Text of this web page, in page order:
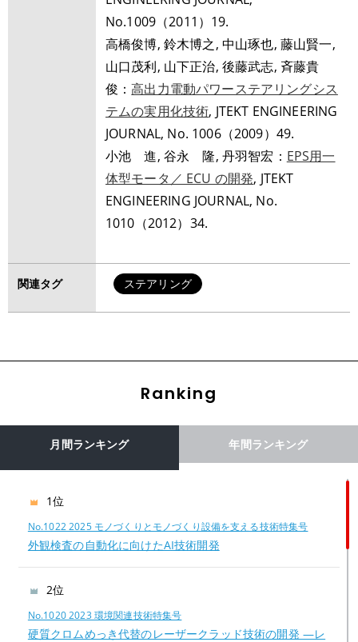
No.1009（2011）19.
高橋俊博, 鈴木博之, 中山琢也, 藤山賢一,
山口茂利, 山下正治, 後藤武志, 斉藤貴
俊：高出力電動パワーステアリングシス
テムの実用化技術, JTEKT ENGINEERING
JOURNAL, No. 1006（2009）49.
小池 進, 谷永 隆, 丹羽智宏： EPS用一
体型モータ／ ECU の開発, JTEKT
ENGINEERING JOURNAL, No.
1010（2012）34.
関連タグ ステアリング
Ranking
月間ランキング 年間ランキング
1位
No.1022 2025 モノづくりとモノづくり設備を支える技術特集号
外観検査の自動化に向けたAI技術開発
2位
No.1020 2023 環境関連技術特集号
硬質クロムめっき代替のレーザークラッド技術の開発 —レ